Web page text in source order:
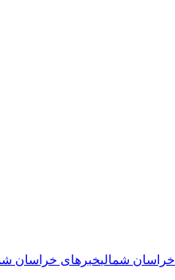
خراسان شمالیخبرهای خراسان